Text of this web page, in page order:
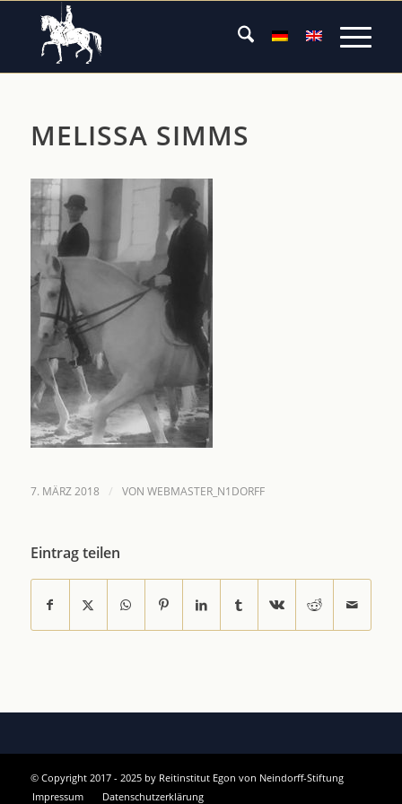
MELISSA SIMMS
7. MÄRZ 2018 / VON WEBMASTER_N1DORFF
Eintrag teilen
© Copyright 2017 - 2025 by Reitinstitut Egon von Neindorff-Stiftung
Impressum
Datenschutzerklärung